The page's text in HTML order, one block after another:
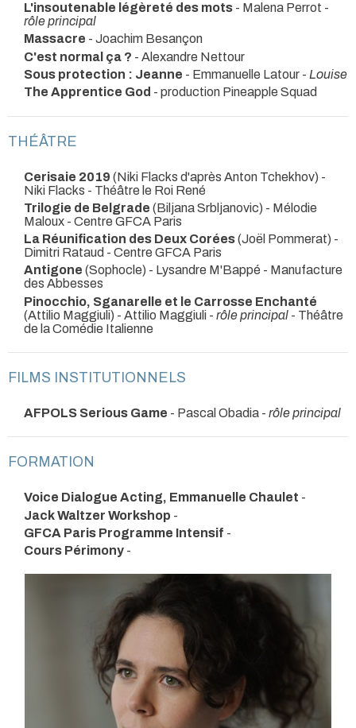
L'insoutenable légèreté des mots - Malena Perrot -
rôle principal
Massacre - Joachim Besançon
C'est normal ça ? - Alexandre Nettour
Sous protection : Jeanne - Emmanuelle Latour - Louise
The Apprentice God - production Pineapple Squad
THÉÂTRE
Cerisaie 2019 (Niki Flacks d'après Anton Tchekhov) -
Niki Flacks - Théâtre le Roi René
Trilogie de Belgrade (Biljana Srbljanovic) - Mélodie
Maloux - Centre GFCA Paris
La Réunification des Deux Corées(Joël Pommerat) -
Dimitri Rataud - Centre GFCA Paris
Antigone (Sophocle) - Lysandre M'Bappé - Manufacture
des Abbesses
Pinocchio, Sganarelle et le Carrosse Enchanté
(Attilio Maggiuli) - Attilio Maggiuli - rôle principal - Théâtre
de la Comédie Italienne
FILMS INSTITUTIONNELS
AFPOLS Serious Game - Pascal Obadia - rôle principal
FORMATION
Voice Dialogue Acting, Emmanuelle Chaulet -
Jack Waltzer Workshop -
GFCA Paris Programme Intensif -
Cours Périmony -